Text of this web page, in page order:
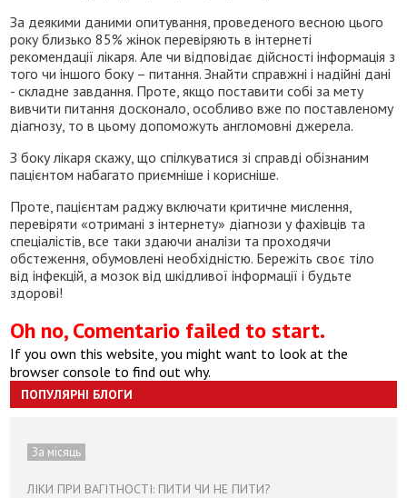
За деякими даними опитування, проведеного весною цього
року близько 85% жінок перевіряють в інтернеті
рекомендації лікаря. Але чи відповідає дійсності інформація з
того чи іншого боку – питання. Знайти справжні і надійні дані
- складне завдання. Проте, якщо поставити собі за мету
вивчити питання досконало, особливо вже по поставленому
діагнозу, то в цьому допоможуть англомовні джерела.
З боку лікаря скажу, що спілкуватися зі справді обізнаним
пацієнтом набагато приємніше і корисніше.
Проте, пацієнтам раджу включати критичне мислення,
перевіряти «отримані з інтернету» діагнози у фахівців та
спеціалістів, все таки здаючи аналізи та проходячи
обстеження, обумовлені необхідністю. Бережіть своє тіло
від інфекцій, а мозок від шкідливої інформації і будьте
здорові!
Oh no, Comentario failed to start.
If you own this website, you might want to look at the
browser console to find out why.
ПОПУЛЯРНІ БЛОГИ
За місяць
ЛІКИ ПРИ ВАГІТНОСТІ: ПИТИ ЧИ НЕ ПИТИ?